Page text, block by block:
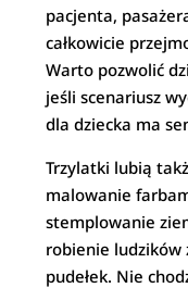
pacjenta,
całkowicie
Warto pozwolić
jeśli scenariusz
dla dziecka ma
Trzylatki lubią
malowanie
stemplowanie
robienie ludzików
pudełek. Nie